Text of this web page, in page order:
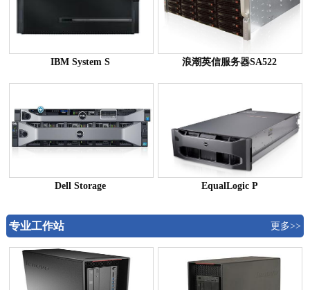
IBM System S 浪潮英信服务器SA522
Dell Storage EqualLogic P
专业工作站 更多>>